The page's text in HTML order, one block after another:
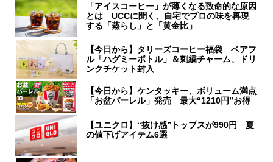
「アイスコーヒー」が薄くなる致命的な原因
とは UCCに聞く、自宅でプロの味を再現
する「蒸らし」と「黄金比」
【今日から】タリーズコーヒー福袋 ベアフ
ル「ハグミーボトル」＆刺繍チャーム、ドリ
ンクチケット封入
【今日から】ケンタッキー、ボリューム満点
「お盆バーレル」発売 最大“1210円”お得
【ユニクロ】“抜け感”トップスが990円 夏
の値下げアイテム6選